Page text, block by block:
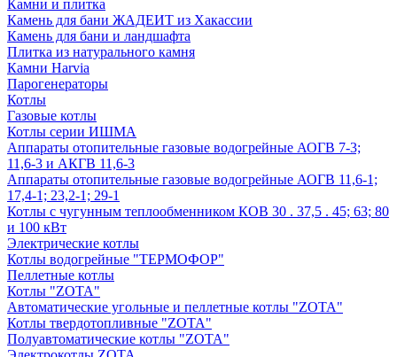
Камни и плитка
Камень для бани ЖАДЕИТ из Хакассии
Камень для бани и ландшафта
Плитка из натурального камня
Камни Harvia
Парогенераторы
Котлы
Газовые котлы
Котлы серии ИШМА
Аппараты отопительные газовые водогрейные АОГВ 7-3;
11,6-3 и АКГВ 11,6-3
Аппараты отопительные газовые водогрейные АОГВ 11,6-1;
17,4-1; 23,2-1; 29-1
Котлы с чугунным теплообменником КОВ 30 . 37,5 . 45; 63; 80
и 100 кВт
Электрические котлы
Котлы водогрейные "ТЕРМОФОР"
Пеллетные котлы
Котлы "ZOTA"
Автоматические угольные и пеллетные котлы "ZOTA"
Котлы твердотопливные "ZOTA"
Полуавтоматические котлы "ZOTA"